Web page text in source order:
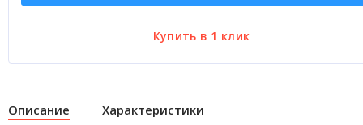
Описание Характеристики